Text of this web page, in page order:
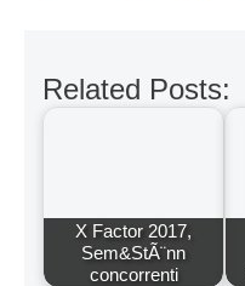
Related Posts:
X Factor 2017,
Sem&StÃ¨nn
concorrenti